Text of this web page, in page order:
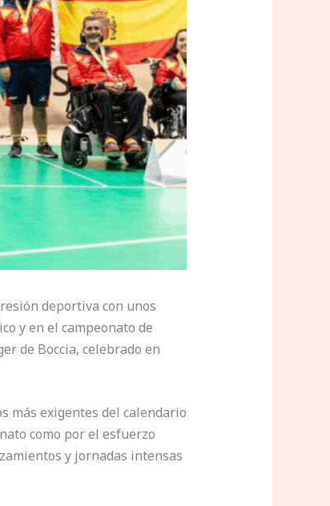
deportiva con unos
y en el campeonato de
de Boccia, celebrado en
más exigentes del calendario
como por el esfuerzo
y jornadas intensas